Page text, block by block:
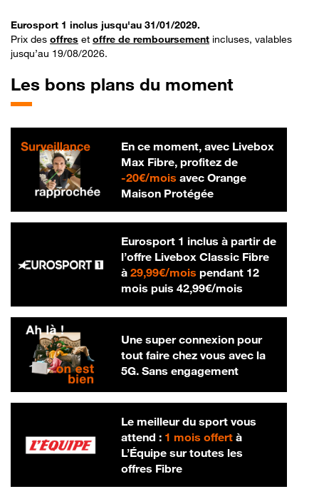
Eurosport 1 inclus jusqu'au 31/01/2029.
Prix des offres et offre de remboursement incluses, valables
jusqu’au 19/08/2026.
Les bons plans du moment
En ce moment, avec Livebox
Max Fibre, profitez de
-20€/mois20 € par mois
avec Orange
Maison Protégée
Eurosport 1 inclus à partir de
l’offre Livebox Classic Fibre
à 29,99€/mois29,99 € par mois
pendant 12
mois puis 42,99€/mois42,99 € par
Une super connexion pour
tout faire chez vous avec la
5G. Sans engagement
Le meilleur du sport vous
attend : 1 mois offertà
L’Équipe sur toutes les
offres Fibre